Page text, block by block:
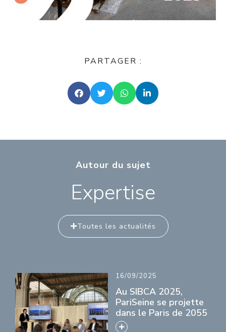
PARTAGER :
Autour du sujet
Expertise
Toutes les actualités
16/09/2025
Au SIBCA 2025,
PariSeine se projette
dans le Paris de 2055